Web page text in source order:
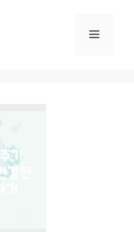
메